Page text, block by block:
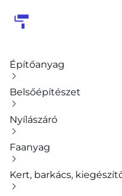
Építőanyag
Belsőépítészet
Nyílászáró
Faanyag
Kert, barkács,